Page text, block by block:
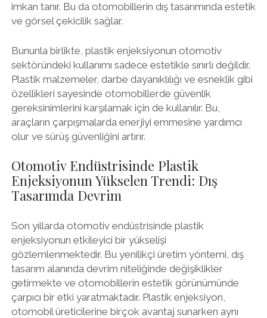
imkan tanır. Bu da otomobillerin dış tasarımında estetik
ve görsel çekicilik sağlar.
Bununla birlikte, plastik enjeksiyonun otomotiv
sektöründeki kullanımı sadece estetikle sınırlı değildir.
Plastik malzemeler, darbe dayanıklılığı ve esneklik gibi
özellikleri sayesinde otomobillerde güvenlik
gereksinimlerini karşılamak için de kullanılır. Bu,
araçların çarpışmalarda enerjiyi emmesine yardımcı
olur ve sürüş güvenliğini artırır.
Otomotiv Endüstrisinde Plastik
Enjeksiyonun Yükselen Trendi: Dış
Tasarımda Devrim
Son yıllarda otomotiv endüstrisinde plastik
enjeksiyonun etkileyici bir yükselişi
gözlemlenmektedir. Bu yenilikçi üretim yöntemi, dış
tasarım alanında devrim niteliğinde değişiklikler
getirmekte ve otomobillerin estetik görünümünde
çarpıcı bir etki yaratmaktadır. Plastik enjeksiyon,
otomobil üreticilerine birçok avantaj sunarken aynı